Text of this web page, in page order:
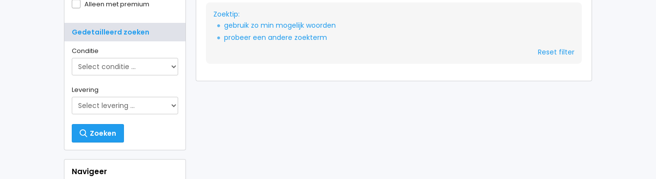
Alleen met premium
Gedetailleerd zoeken
Conditie
Levering
Zoeken
Navigeer
Zoektip:
gebruik zo min mogelijk woorden
probeer een andere zoekterm
Reset filter